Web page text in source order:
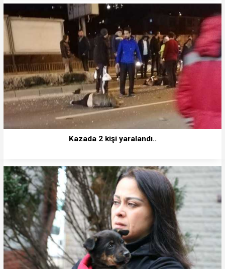
Kazada 2 kişi yaralandı..